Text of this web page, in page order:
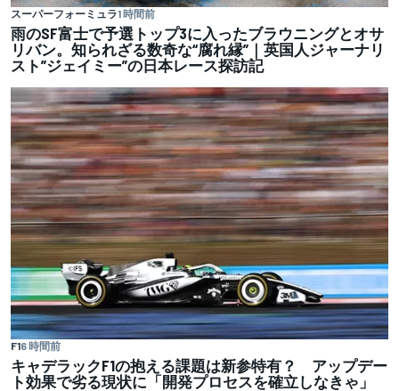
スーパーフォーミュラ1 時間前
雨のSF富士で予選トップ3に入ったブラウニングとオサ
リバン。知られざる数奇な“腐れ縁”｜英国人ジャーナリ
スト”ジェイミー”の日本レース探訪記
F16 時間前
キャデラックF1の抱える課題は新参特有？ アップデー
ト効果で劣る現状に「開発プロセスを確立しなきゃ」